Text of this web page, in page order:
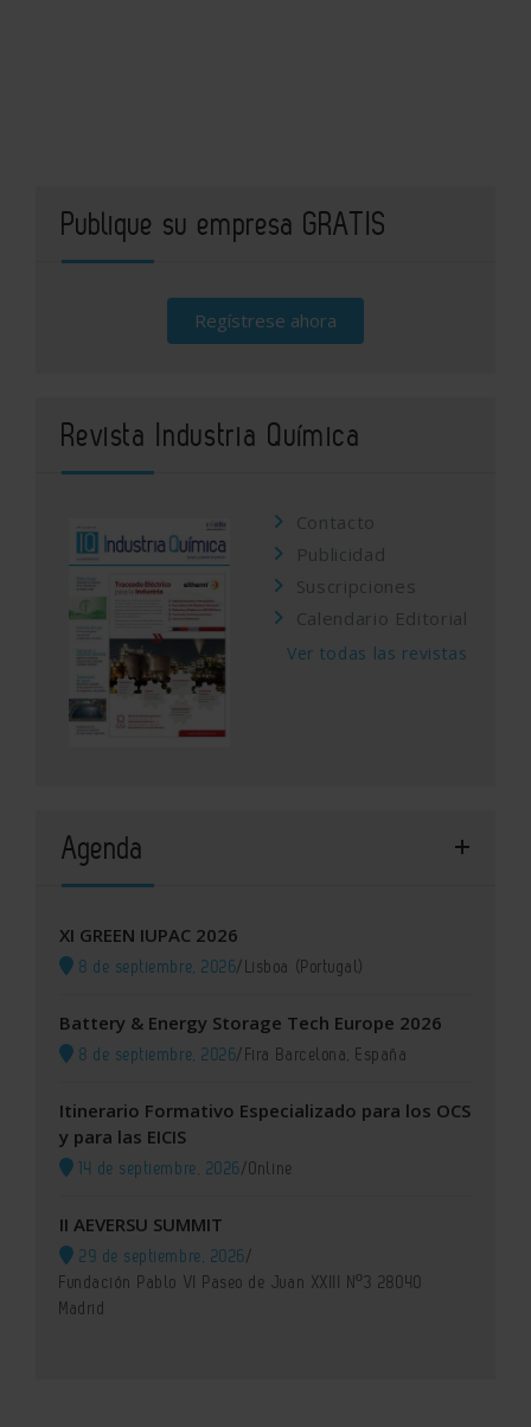
Publique su empresa GRATIS
Regístrese ahora
Revista Industria Química
Contacto
Publicidad
Suscripciones
Calendario Editorial
Ver todas las revistas
Agenda
XI GREEN IUPAC 2026
8 de septiembre, 2026/Lisboa (Portugal)
Battery & Energy Storage Tech Europe 2026
8 de septiembre, 2026/Fira Barcelona, España
Itinerario Formativo Especializado para los OCS
y para las EICIS
14 de septiembre, 2026/Online
II AEVERSU SUMMIT
29 de septiembre, 2026/
Fundación Pablo VI Paseo de Juan XXIII Nº3 28040
Madrid